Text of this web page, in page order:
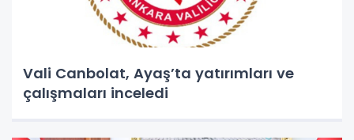
Vali Canbolat, Ayaş’ta yatırımları ve
çalışmaları inceledi